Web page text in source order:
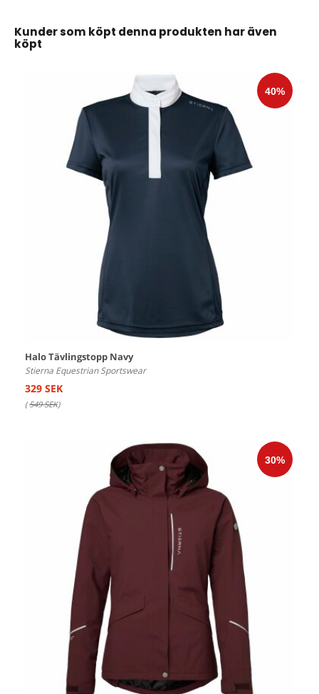
Kunder som köpt denna produkten har även
köpt
Halo Tävlingstopp Navy
Stierna Equestrian Sportswear
329 SEK
(549 SEK)